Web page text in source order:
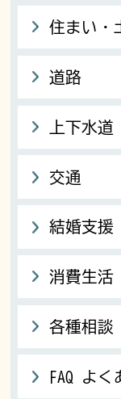
住まい・
道路
上下水道
交通
結婚支援
消費生活
各種相談
FAQ よ